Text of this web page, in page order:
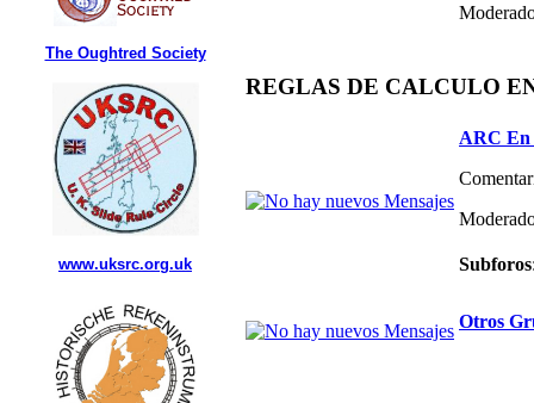
The Oughtred Society
www.uksrc.org.uk
REGLAS DE CALCULO
ARC En
Subforos
Otros